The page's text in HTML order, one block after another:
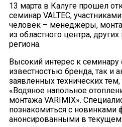
13 марта в Калуге прошел
семинар VALTEC,
человек – менеджеры,
из областного центра,
региона.
Высокий интерес к семинару
известностью бренда, так и
заявленных технических
«Водяное напольное
монтажа VARIMIX».
познакомиться с новинками
анонсированными в текущем